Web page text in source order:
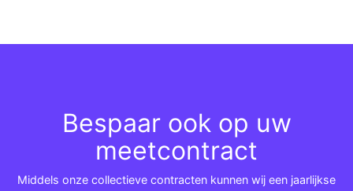
Bespaar ook op uw
meetcontract
Middels onze collectieve contracten kunnen wij een jaarlijkse